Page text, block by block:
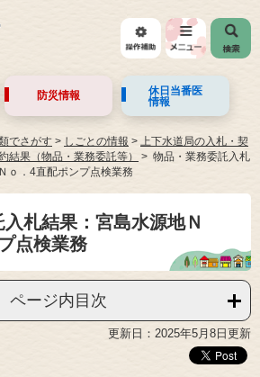
防災情報
休日当番医
情報
でさがす > しごとの情報 >
上下水道局の入札・契
結果（物品・業務委託等）
物品・業務委託入札
ｏ．4直配ポンプ点検業務
札結果：宮島水源地Ｎ
点検業務
ページ内目次
更新日：2025年5月8日更新